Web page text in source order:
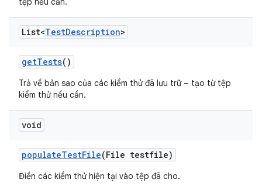
List<TestDescription>
getTests()
Trả về bản sao của các kiểm thử đã lưu trữ – tạo từ tệp
kiểm thử nếu cần.
void
populateTestFile(File testfile)
Điền các kiểm thử hiện tại vào tệp đã cho.